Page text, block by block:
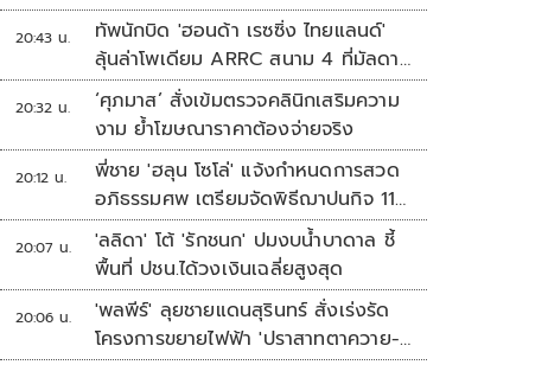
20:43 น.
ทัพนักบิด 'ฮอนด้า เรซซิ่ง ไทยแลนด์'
ลุ้นล่าโพเดียม ARRC สนาม 4 ที่มัลดาลิ
กา
20:32 น.
‘ศุภมาส’ สั่งเข้มตรวจคลินิกเสริมความ
งาม ย้ำโฆษณาราคาต้องจ่ายจริง
20:12 น.
พี่ชาย 'ฮลุน โซโล่' แจ้งกำหนดการสวด
อภิธรรมศพ เตรียมจัดพิธีฌาปนกิจ 11
ส.ค.
20:07 น.
'ลลิดา' โต้ 'รักชนก' ปมงบน้ำบาดาล ชี้
พื้นที่ ปชน.ได้วงเงินเฉลี่ยสูงสุด
20:06 น.
'พลพีร์' ลุยชายแดนสุรินทร์ สั่งเร่งรัด
โครงการขยายไฟฟ้า 'ปราสาทตาควาย-
เนิน 350'